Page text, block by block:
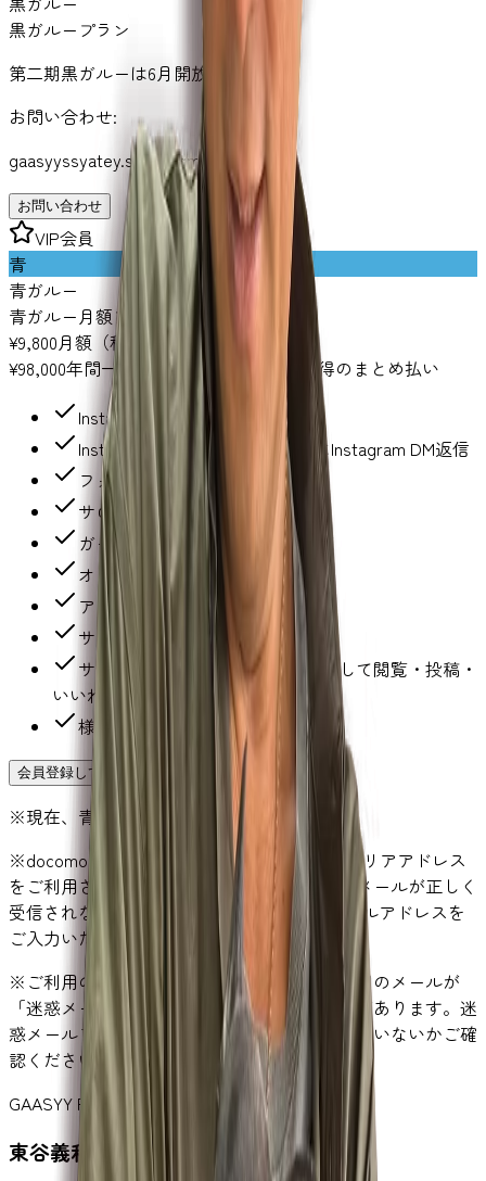
黒ガループラン
第二期黒ガルーは6月開放予定
お問い合わせ:
gaasyyssyatey.staff@gmail.com
お問い合わせ
VIP会員
青
青ガルー
青ガルー月額プラン
¥9,800月額（税込）
¥98,000年間一括払い（税込）
2ヶ月分お得のまとめ払い
Instagramプレミアムへの参加
Instagram ライブ配信や優先的にInstagram DM返信
フォローバック特典あり
サロンチャットでの直接のDM
ガーシーのブログ1日1投稿の購読
オフ会への参加（1〜2ヶ月に1回）
アーカイブ動画の視聴
サロン契約店舗の割引利用
サロンメンバー限定掲示板に参加して閲覧・投稿・
いいね！で交流
様々なニュース等のメルマガ配信
会員登録して新規加入する
※現在、青ガルー会員を募集中です！
※docomo、au、softbankなど携帯電話のキャリアアドレス
をご利用されている場合、当方からのご案内メールが正しく
受信されない可能性がございますのでPCメールアドレスを
ご入力いただくようお願い致します。
※ご利用のメールアドレスによっては手続き用のメールが
「迷惑メールフォルダ」に入ってしまう場合があります。迷
惑メールフォルダに手続き用のメールが届いていないかご確
認ください。
GAASYY PROFILE
東谷義和（ヒガシタニ ヨシカズ）